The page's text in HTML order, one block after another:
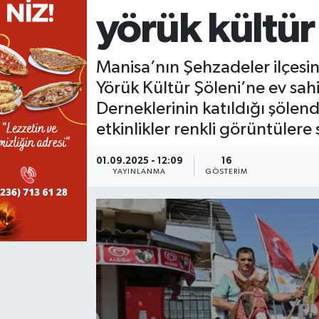
yörük kültür
Manisa’nın Şehzadeler
Yörük Kültür Şöleni’ne ev
Derneklerinin katıldığı
etkinlikler renkli görüntülere
01.09.2025 - 12:09
YAYINLANMA
16
GÖSTERIM
KÜLTÜR SANAT
YAŞAM
LIFE
SARIGÖL
SARUHANLI
SELENDİ
KIRKAĞAÇ
GÖLMARMARA
GÖRDES
KÖPRÜBAŞI
KÖPRÜBAŞI
KULA
SALİHLİ
SARIGÖL
ŞEHZADELER
SELENDİ
TURGUTLU
EKONOMİ
EĞİTİM
KÜLTÜR SANAT
SPOR
BİLİM VE TEKNOLOJİ
YAZARLAR
MANİSA'NIN YÖRESEL LEZZETLERİ